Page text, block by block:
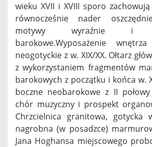
wieku XVII i XVIII sporo
równocześnie nader
motywy wyraźnie i
barokowe.Wyposażenie
neogotyckie z w. XIX/XX. Ołtarz
z wykorzystaniem fragmentów
barokowych z początku i końca w.
boczne neobarokowe z II połowy
chór muzyczny i prospekt
Chrzcielnica granitowa, gotycka
nagrobna (w posadzce)
Jana Hoghansa miejscowego